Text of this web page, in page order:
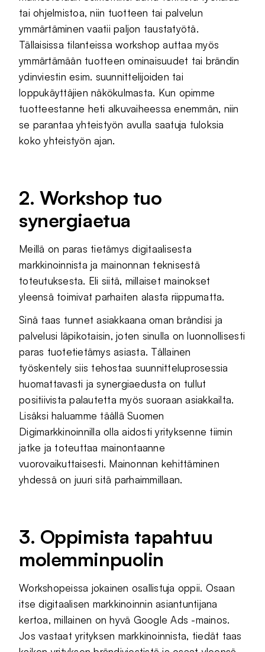
tai ohjelmistoa, niin tuotteen tai palvelun
ymmärtäminen vaatii paljon taustatyötä.
Tällaisissa tilanteissa workshop auttaa myös
ymmärtämään tuotteen ominaisuudet tai brändin
ydinviestin esim. suunnittelijoiden tai
loppukäyttäjien näkökulmasta. Kun opimme
tuotteestanne heti alkuvaiheessa enemmän, niin
se parantaa yhteistyön avulla saatuja tuloksia
koko yhteistyön ajan.
2. Workshop tuo
synergiaetua
Meillä on paras tietämys digitaalisesta
markkinoinnista ja mainonnan teknisestä
toteutuksesta. Eli siitä, millaiset mainokset
yleensä toimivat parhaiten alasta riippumatta.
Sinä taas tunnet asiakkaana oman brändisi ja
palvelusi läpikotaisin, joten sinulla on luonnollisesti
paras tuotetietämys asiasta. Tällainen
työskentely siis tehostaa suunnitteluprosessia
huomattavasti ja synergiaedusta on tullut
positiivista palautetta myös suoraan asiakkailta.
Lisäksi haluamme täällä Suomen
Digimarkkinoinnilla olla aidosti yrityksenne tiimin
jatke ja toteuttaa mainontaanne
vuorovaikuttaisesti. Mainonnan kehittäminen
yhdessä on juuri sitä parhaimmillaan.
3. Oppimista tapahtuu
molemminpuolin
Workshopeissa jokainen osallistuja oppii. Osaan
itse digitaalisen markkinoinnin asiantuntijana
kertoa, millainen on hyvä Google Ads -mainos.
Jos vastaat yrityksen markkinoinnista, tiedät taas